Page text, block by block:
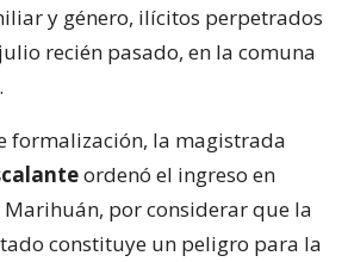
y género, ilícitos perpetrados
recién pasado, en la comuna
.
formalización, la magistrada
ordenó el ingreso en
por considerar que la
constituye un peligro para la